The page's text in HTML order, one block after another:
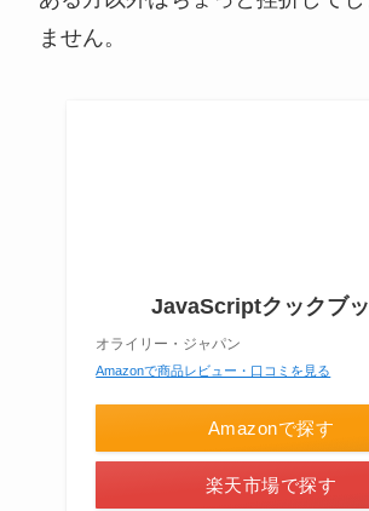
ません。
JavaScriptクックブ
オライリー・ジャパン
Amazonで商品レビュー・口コミを見る
Amazonで探す
楽天市場で探す